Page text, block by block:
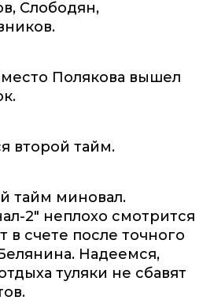
Слободян,
Полякова вышел
второй тайм.
тайм миновал.
2" неплохо смотрится
в счете после точного
Надеемся,
туляки не сбавят